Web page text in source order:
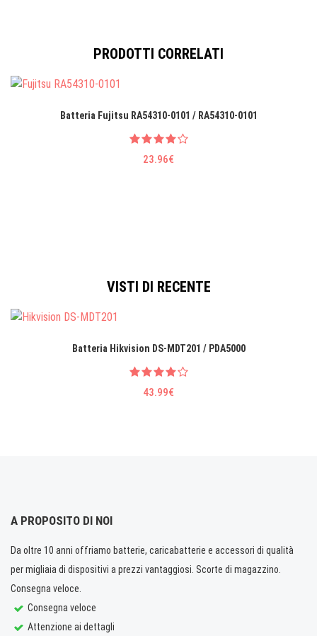
PRODOTTI CORRELATI
Batteria Fujitsu RA54310-0101 / RA54310-0101
23.96€
VISTI DI RECENTE
Batteria Hikvision DS-MDT201 / PDA5000
43.99€
A PROPOSITO DI NOI
Da oltre 10 anni offriamo batterie, caricabatterie e accessori di qualità
per migliaia di dispositivi a prezzi vantaggiosi. Scorte di magazzino.
Consegna veloce.
Consegna veloce
Attenzione ai dettagli